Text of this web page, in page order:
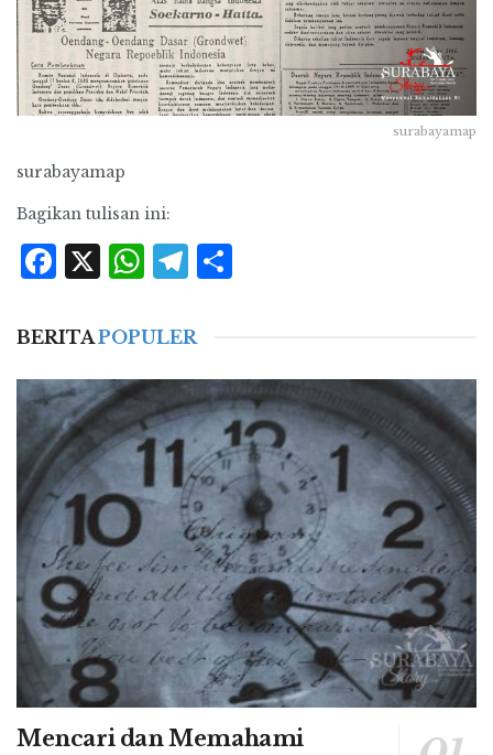
surabayamap
surabayamap
Bagikan tulisan ini:
Facebook
X WhatsApp
Telegram
BERITAPOPULER
Mencari dan Memahami